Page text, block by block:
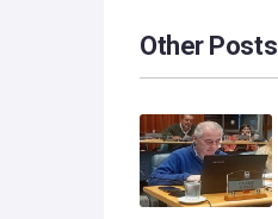
Other Posts